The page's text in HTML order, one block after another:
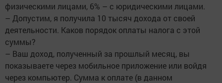
физическими лицами, 6% – с юридическими лицами.
– Допустим, я получила 10 тысяч дохода от своей
деятельности. Каков порядок оплаты налога с этой
суммы?
– Ваш доход, полученный за прошлый месяц, вы
показываете через мобильное приложение или войдя
через компьютер. Сумма к оплате (в данном